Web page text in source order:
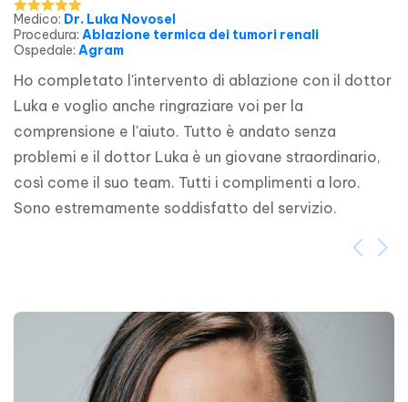
Medico: Dr. Luka Novosel
Procedura: Ablazione termica dei tumori renali
Ospedale: Agram
Ho completato l'intervento di ablazione con il dottor
Luka e voglio anche ringraziare voi per la
comprensione e l'aiuto. Tutto è andato senza
problemi e il dottor Luka è un giovane straordinario,
così come il suo team. Tutti i complimenti a loro.
Sono estremamente soddisfatto del servizio.